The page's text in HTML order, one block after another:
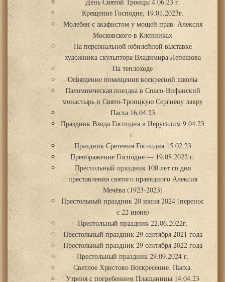
Крещение Господне, 19.01.2023г.
Молебен с акафистом у мощей прав. Алексия
Московского в Кленниках
На персональной юбилейной выставке
художника скульптора Владимира Лепешова
На теплоходе
Освящение помещения воскресной школы
Паломническая поездка в Спасо-Вифанский
монастырь и Свято-Троицкую Сергиеву лавру
Пасха 16.04.23
Праздник Входа Господня в Иерусалим 9.04.23
г.
Праздник Сретения Господня 15.02.23
Преображение Господне — 19.08.2022 г.
Престольный праздник 100 лет со дня
преставления святого праведного Алексия
Мечёва (1923-2023)
Престольный праздник 20 июня 2024 (перенос
с 22 июня)
Престольный праздник 22.06.2022г.
Престольный праздник 29 сентября 2021 года
Престольный праздник 29 сентября 2022 года
Престольный праздник 29.09.2024 г.
Светлое Христово Воскресение. Пасха.
Утреня с погребением Плащаницы 14.04.23